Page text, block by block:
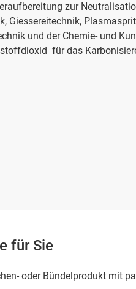
zur
Giessereitechnik,
und der Chemie- und
für das
für Sie
oder Bündelprodukt mit